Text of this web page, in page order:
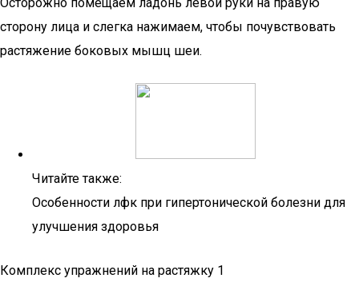
сторону лица и слегка нажимаем, чтобы почувствовать
растяжение боковых мышц шеи.
Читайте также:
Особенности лфк при гипертонической болезни для
улучшения здоровья
Комплекс упражнений на растяжку 1